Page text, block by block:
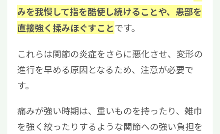
みを我慢して指を酷使し続けることや、患部を
直接強く揉みほぐすことです。
これらは関節の炎症をさらに悪化させ、変形の
進行を早める原因となるため、注意が必要で
す。
痛みが強い時期は、重いものを持ったり、雑巾
を強く絞ったりするような関節への強い負担を